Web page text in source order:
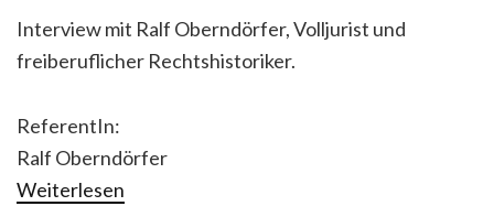
Interview mit Ralf Oberndörfer, Volljurist und
freiberuflicher Rechtshistoriker.
ReferentIn:
Ralf Oberndörfer
Weiterlesen